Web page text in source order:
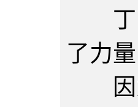
丁！
了力量
因为